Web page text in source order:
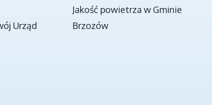
Urząd
Jakość powietrza w Gminie
Brzozów